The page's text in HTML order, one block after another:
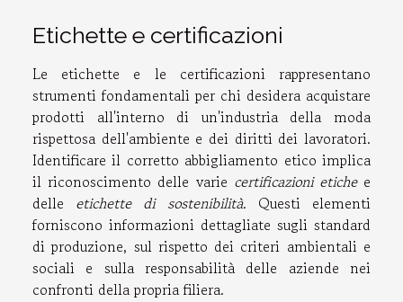
Etichette e certificazioni
Le etichette e le certificazioni rappresentano
strumenti fondamentali per chi desidera acquistare
prodotti all'interno di un'industria della moda
rispettosa dell'ambiente e dei diritti dei lavoratori.
Identificare il corretto abbigliamento etico implica
il riconoscimento delle varie certificazioni etichee
delle etichette di sostenibilità. Questi elementi
forniscono informazioni dettagliate sugli standard
di produzione, sul rispetto dei criteri ambientali e
sociali e sulla responsabilità delle aziende nei
confronti della propria filiera.